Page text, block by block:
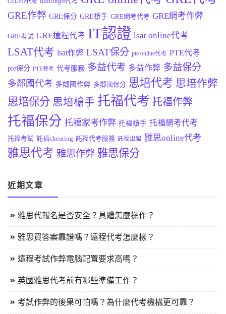
CELPIP代考
GRE作弊 GRE保分 GRE槍手 GRE網考代考 GRE網考作弊
GRE考試 GRE遠程代考 IT認證 lsat online代考
LSAT代考 lsat作弊 LSAT保分 pte online代考 PTE代考
pte保分 PTE替考 代考服務 多益代考 多益作弊 多益保分
多鄰國代考 多鄰國作弊 多鄰國保分 思培代考 思培作弊
思培保分 思培槍手 托福代考 托福作弊
托福保分 托福家考作弊 托福槍手 托福網考代考
托福考試 託福cheating 託福代考服務 託福出貓 雅思online代考
雅思代考 雅思作弊 雅思保分
近期文章
雅思代報名是否安全？具體怎麼操作？
雅思買答案靠譜嗎？遠程代考怎麼樣？
遠程考試作弊電腦配置要求高嗎？
英國雅思代考前有哪些準備工作？
考試作弊的後果可怕嗎？為什麼代考機構更可靠？